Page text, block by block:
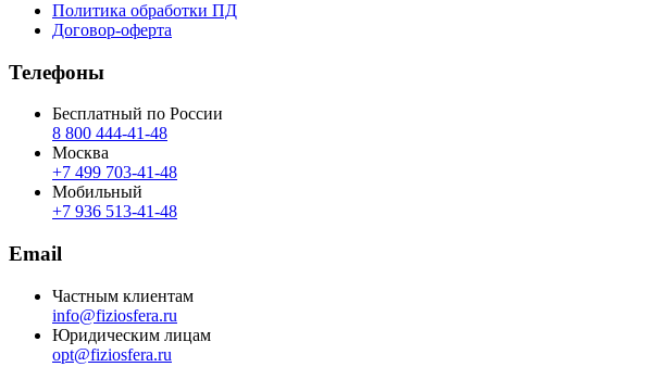
Политика обработки ПД
Договор-оферта
Телефоны
Бесплатный по России
8 800 444‑41‑48
Москва
+7 499 703‑41‑48
Мобильный
+7 936 513‑41‑48
Email
Частным клиентам
info@fiziosfera.ru
Юридическим лицам
opt@fiziosfera.ru